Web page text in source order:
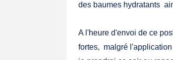
des baumes hydratants
A l'heure d'envoi de ce
fortes, malgré